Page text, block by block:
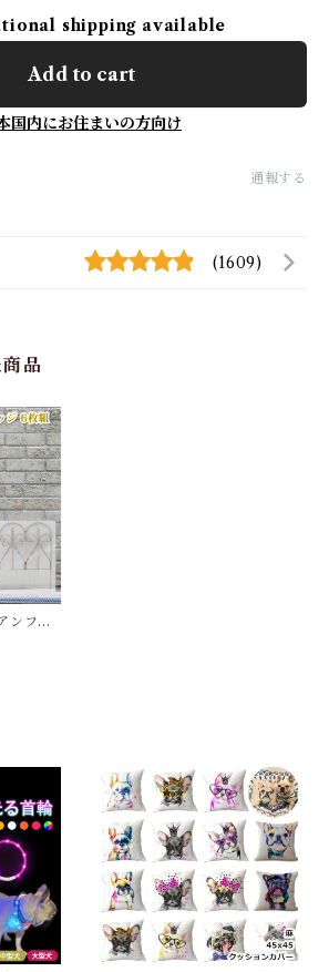
shipping available
Add to cart
国内にお住まいの方向け
通報する
(1609)
品
ンフェ
フェ
フェン
ィ